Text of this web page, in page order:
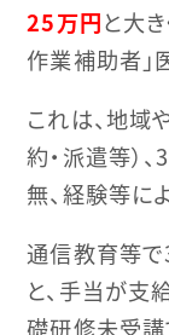
25万円と大
作業補助者」
これは、地域
約・派遣等）
無、経験等に
通信教育等
と、手当が支
礎研修未受講